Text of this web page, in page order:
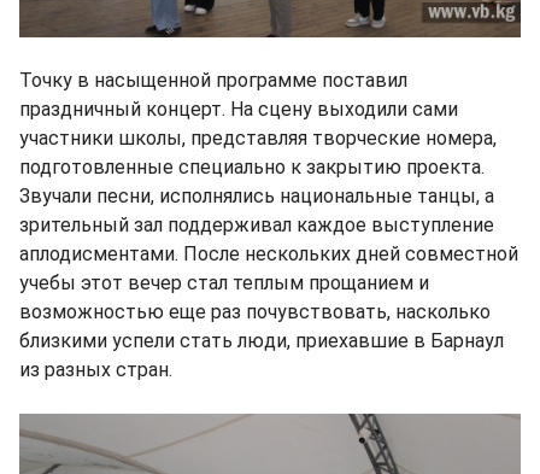
Точку в насыщенной программе поставил
праздничный концерт. На сцену выходили сами
участники школы, представляя творческие номера,
подготовленные специально к закрытию проекта.
Звучали песни, исполнялись национальные танцы, а
зрительный зал поддерживал каждое выступление
аплодисментами. После нескольких дней совместной
учебы этот вечер стал теплым прощанием и
возможностью еще раз почувствовать, насколько
близкими успели стать люди, приехавшие в Барнаул
из разных стран.